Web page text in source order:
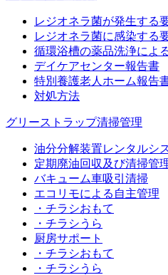
レジオネラ菌が発生する
レジオネラ菌に感染する
循環浴槽の薬品洗浄によ
デイケアセンター報告書
特別養護老人ホーム報告
対処方法
グリーストラップ清掃管理
油分分解装置レンタルシ
定期廃油回収及び清掃管
バキューム車吸引清掃
エコリモによる自主管理
・チラシおもて
・チラシうら
厨房サポート
・チラシおもて
・チラシうら